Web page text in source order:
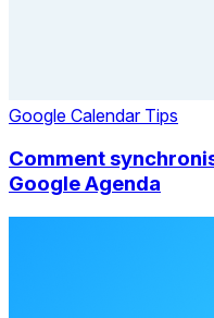
Google Calendar Tips
Comment
Google Agenda